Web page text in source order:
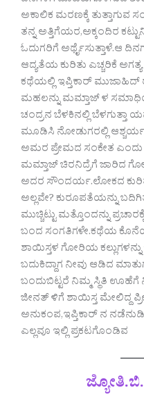
ಅಕಾಲಿಕ ಮರಣಕ್ಕೆ ತುತ್ತಾಗುವ
ತನ್ನ ಅತ್ತಿಗೆಯರ,ಅಕ್ಕಂದಿರ
ಓದುಗರಿಗೆ ಅರ್ಥೈಸುತ್ತಾಳೆ.ಆ
ಆದ್ಯತೆಯ ಕುರಿತು ಎಚ್ಚರಿಕೆ
ಕಥೆಯಲ್ಲಿ ಇಪ್ತಿಕಾರ್ ಮುಜಾಹಿದ್
ಮಹಲನ್ನು ಮಮ್ತಾಜ್ ಳ
ಚಂದ್ರನ ಬೆಳಕಿನಲ್ಲಿ ಬೆಳಗುತ್ತಾ
ಮೂಡಿಸಿ ನೋಡುಗರಲ್ಲಿ
ಅಮರ ಪ್ರೇಮದ ಸಂಕೇತ
ಮಮ್ತಾಜ್ ಚಿರನಿದ್ರೆಗೆ ಜಾರಿದ
ಅದರ ಸೌಂದರ್ಯ.ಲೋಕದ
ಅಲ್ಲವೇ? ಕುರೂಪತೆಯನ್ನು
ಮುಚ್ಚಿಟ್ಟು ಮತ್ತೊಂದನ್ನು
ಬಂದ ಸಂಗತಿಗಳೇ.ಕಥೆಯ
ಶಾಯಿಸ್ತಳ ಗೋರಿಯ
ಬದುಕಿದ್ದಾಗ ನೀವು ಆಡಿದ
ಬಂದುಬಿಟ್ಟರೆ ನಿಮ್ಮ ಸ್ಥಿತಿ ಊಹೆಗೆ
ಜೀನತ್ ಳಿಗೆ ಶಾಯಿಸ್ತ ಮೇಲಿದ್ದ
ಅನುಕಂಪ,ಇಪ್ತಿಕಾರ್ ನ
ಎಲ್ಲವೂ ಇಲ್ಲಿ ಪ್ರಕಟಗೊಂಡಿವ